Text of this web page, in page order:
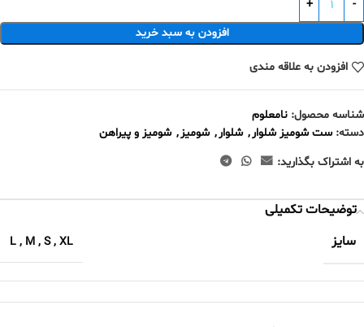
افزودن به سبد خرید
افزودن به علاقه مندی
شناسه محصول: نامعلوم
دسته: ست شومیز شلوار, شلوار, شومیز, شومیز و پیراهن
به اشتراک بگذارید:
توضیحات تکمیلی
سایز
L , M , S , XL